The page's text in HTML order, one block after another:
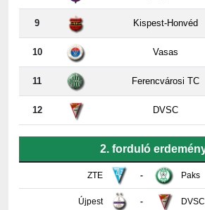
10 Vasas
11 Ferencvárosi TC
12 DVSC
ZTE - Paks
Újpest DVSC
Ferencváros Vasas